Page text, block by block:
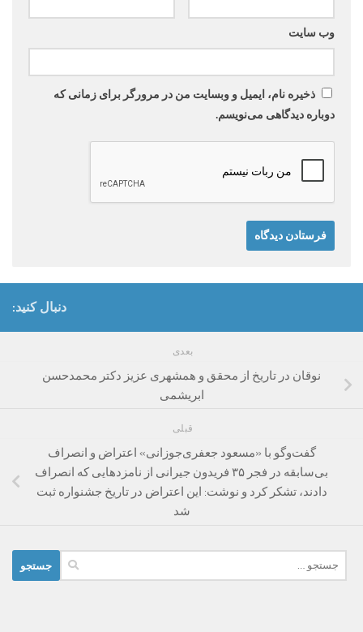
وب‌ سایت
ذخیره نام، ایمیل و وبسایت من در مرورگر برای زمانی که
دوباره دیدگاهی می‌نویسم.
دنبال کنید:
بعدی
نوقان در تاریخ از محقق و همشهری عزیز دکتر محمدحسن
ابریشمی
قبلی
گفت‌وگو با «مسعود جعفری‌جوزانی» اعتراض و انصراف
بی‌سابقه در فجر ۳۵ فریدون جیرانی از نامزدهایی که انصراف
دادند، تشکر کرد و نوشت: این اعتراض در تاریخ جشنواره ثبت
شد
برای: